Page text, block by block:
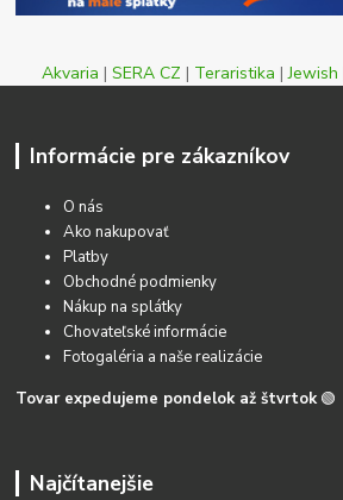
Akvaria | SERA CZ | Teraristika |Jewish
Informácie pre zákazníkov
O nás
Ako nakupovať
Platby
Obchodné podmienky
Nákup na splátky
Chovateľské informácie
Fotogaléria a naše realizácie
Tovar expedujeme pondelok až štvrtok 🟢
Najčítanejšie